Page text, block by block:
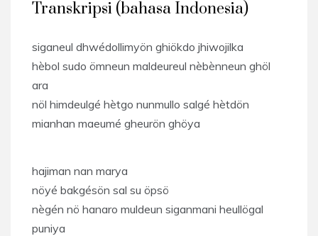
Transkripsi (bahasa Indonesia)
siganeul dhwédollimyön ghiökdo jhiwojilka
hèbol sudo ömneun maldeureul nèbènneun ghöl
ara
nöl himdeulgé hètgo nunmullo salgé hètdön
mianhan maeumé gheurön ghöya
hajiman nan marya
nöyé bakgésön sal su öpsö
nègén nö hanaro muldeun siganmani heullögal
puniya